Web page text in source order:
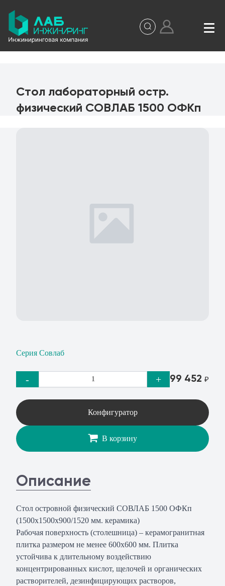
Стол лабораторный остр.
физический СОВЛАБ 1500 ОФКп
Серия Совлаб
- + 99 452 ₽
Конфигуратор
В корзину
Описание
Стол островной физический СОВЛАБ 1500 ОФКп
(1500х1500х900/1520 мм. керамика)
Рабочая поверхность (столешница) – керамогранитная
плитка размером не менее 600х600 мм. Плитка
устойчива к длительному воздействию
концентрированных кислот, щелочей и органических
растворителей, дезинфицирующих растворов,